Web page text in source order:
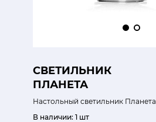
СВЕТИЛЬНИК
ПЛАНЕТА
Настольный светильник Планета
В наличии: 1 шт